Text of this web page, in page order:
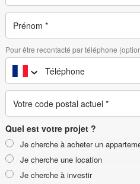
Pour être recontacté par téléphone
Quel est votre projet ?
Je cherche à acheter un
Je cherche une location
Je cherche à investir